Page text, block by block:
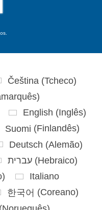
Čeština (Tcheco)
)
English (Inglês)
Suomi (Finlandês)
Deutsch (Alemão)
עברית (Hebraico)
)
Italiano
한국어 (Coreano)